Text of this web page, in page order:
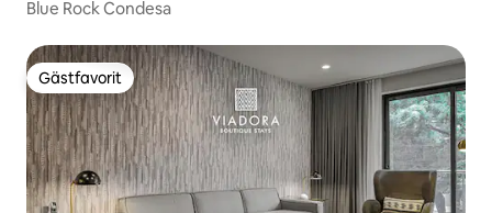
Blue Rock Condesa
Gästfavorit
Gästfavorit